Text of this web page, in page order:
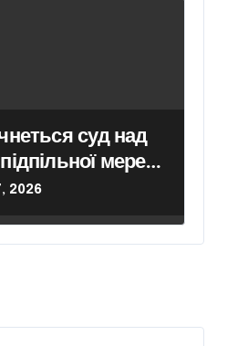
суд над
мережі
2026